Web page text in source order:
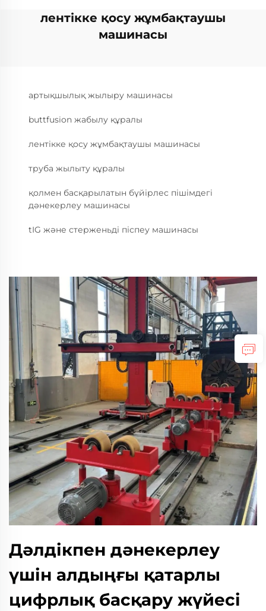
лентікке қосу жұмбақтаушы
машинасы
артықшылық жылыру машинасы
buttfusion жабылу құралы
лентікке қосу жұмбақтаушы машинасы
труба жылыту құралы
қолмен басқарылатын бүйірлес пішімдегі
дәнекерлеу машинасы
tIG және стерженьді піспеу машинасы
Дәлдікпен дәнекерлеу
үшін алдыңғы қатарлы
цифрлық басқару жүйесі